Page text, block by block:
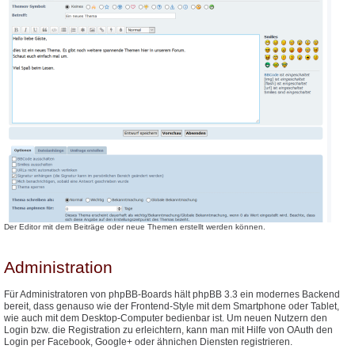
Der Editor mit dem Beiträge oder neue Themen erstellt werden können.
Administration
Für Administratoren von phpBB-Boards hält phpBB 3.3 ein modernes Backend
bereit, dass genauso wie der Frontend-Style mit dem Smartphone oder Tablet,
wie auch mit dem Desktop-Computer bedienbar ist. Um neuen Nutzern den
Login bzw. die Registration zu erleichtern, kann man mit Hilfe von OAuth den
Login per Facebook, Google+ oder ähnichen Diensten registrieren.